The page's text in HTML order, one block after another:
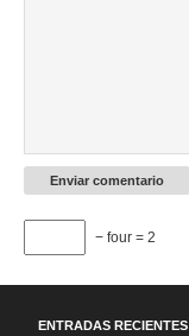
− four = 2
ENTRADAS RECIENTES